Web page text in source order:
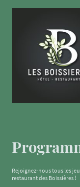
Rejoignez-nous tous les
restaurant des Boissières !